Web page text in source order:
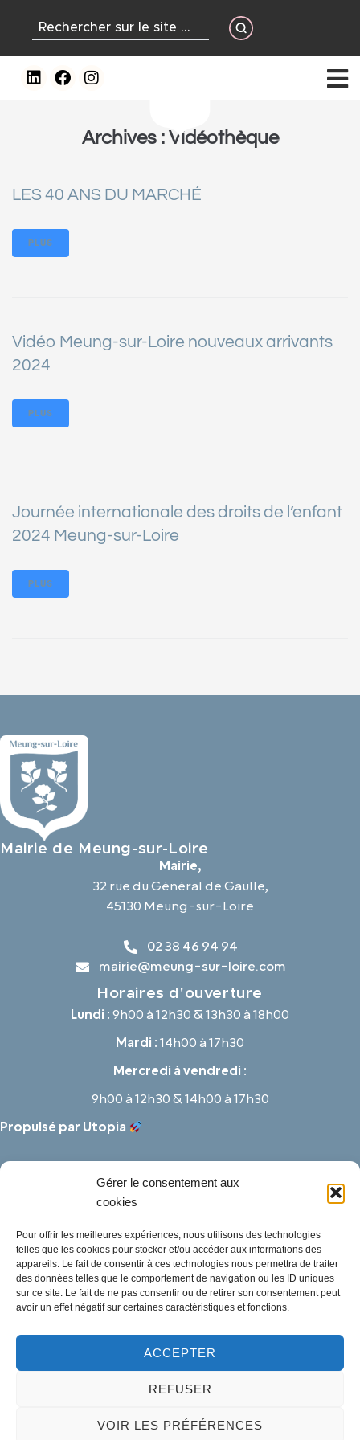
Gérer le consentement aux
cookies
Pour offrir les meilleures expériences, nous utilisons des technologies
telles que les cookies pour stocker et/ou accéder aux informations des
appareils. Le fait de consentir à ces technologies nous permettra de traiter
des données telles que le comportement de navigation ou les ID uniques
sur ce site. Le fait de ne pas consentir ou de retirer son consentement peut
avoir un effet négatif sur certaines caractéristiques et fonctions.
ACCEPTER
REFUSER
VOIR LES PRÉFÉRENCES
principal
Archives : Vidéothèque
LES 40 ANS DU MARCHÉ
PLUS
Vidéo Meung-sur-Loire nouveaux arrivants
2024
PLUS
Journée internationale des droits de l’enfant
2024 Meung-sur-Loire
PLUS
Mairie de Meung-sur-Loire
Mairie,
32 rue du Général de Gaulle,
45130 Meung-sur-Loire
02 38 46 94 94
mairie@meung-sur-loire.com
Horaires d'ouverture
Lundi :9h00 à 12h30 & 13h30 à 18h00
Mardi :14h00 à 17h30
Mercredi à vendredi :
9h00 à 12h30 & 14h00 à 17h30
Propulsé par Utopia
Mentions légales
Politique des cookies
Traitement de données personnelles
Accessibilité